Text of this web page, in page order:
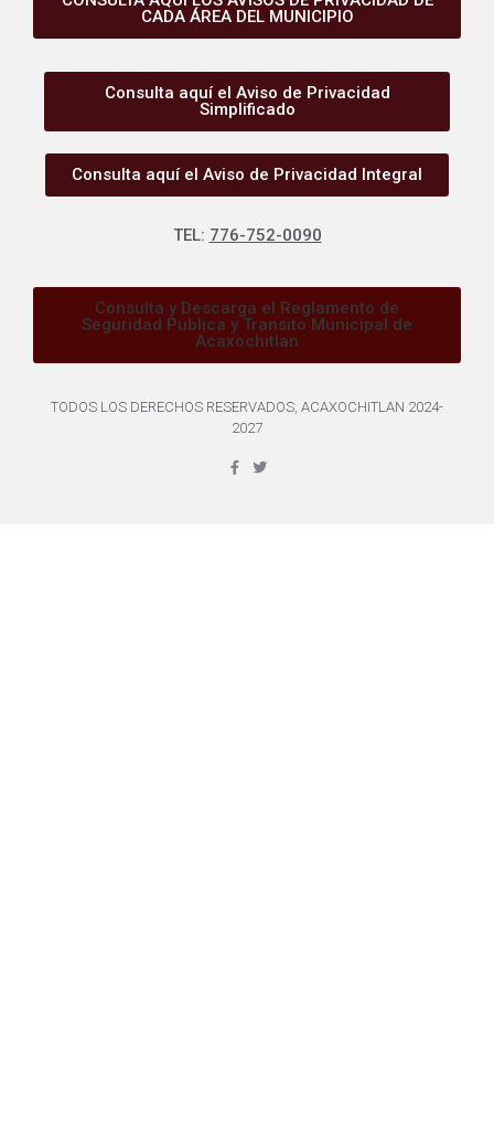
CADA ÁREA DEL MUNICIPIO
Consulta aquí el Aviso de Privacidad
Simplificado
Consulta aquí el Aviso de Privacidad Integral
TEL: 776-752-0090
Consulta y Descarga el Reglamento de
Seguridad Publica y Transito Municipal de
Acaxochitlan
TODOS LOS DERECHOS RESERVADOS, ACAXOCHITLAN 2024-
2027